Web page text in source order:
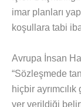
imar planları
koşullara tabi
Avrupa İnsan
“Sözleşmede
hiçbir
yer verildiği